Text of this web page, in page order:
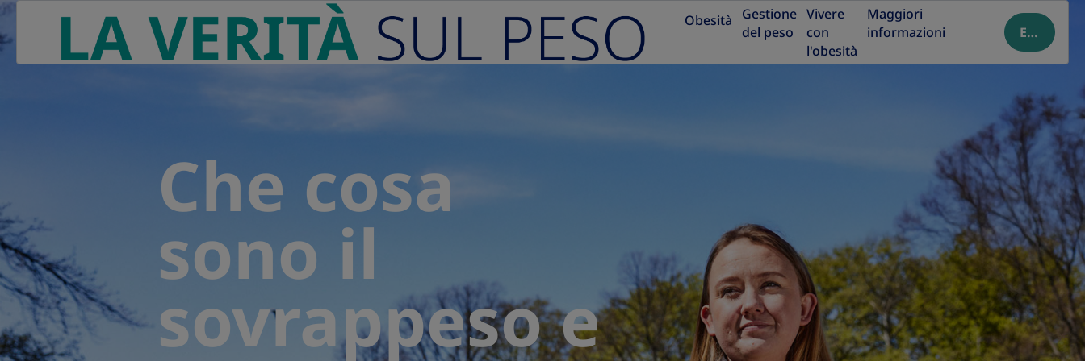
Go to the page content
Obesità
Gestione
del peso
Vivere
con
l'obesità
Maggiori
informazioni
Esperti di sovrappeso
Che cosa
sono il
sovrappeso e